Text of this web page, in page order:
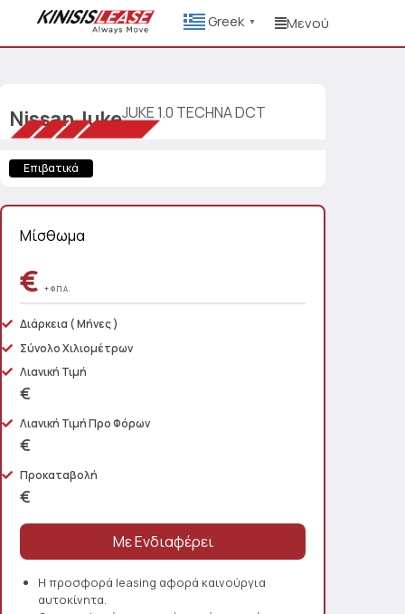
Greek ▼ Μενού
NissanJukeJUKE 1.0 TECHNA DCT
Επιβατικά
Μίσθωμα
€ + Φ.Π.Α.
Διάρκεια ( Μήνες )
Σύνολο Χιλιομέτρων
Λιανική Τιμή
€
Λιανική Τιμή Προ Φόρων
€
Προκαταβολή
€
Η προσφορά leasing αφορά καινούργια
αυτοκίνητα.